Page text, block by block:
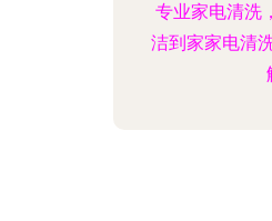
专业家电清洗
洁到家家电清